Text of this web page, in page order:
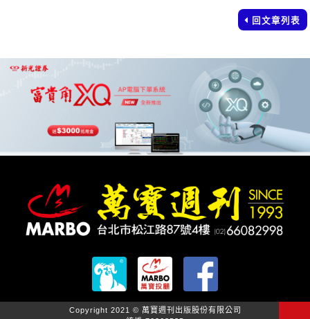
回文章列表
Copyright 2021 © 萬寶週刊出版股份有限公司